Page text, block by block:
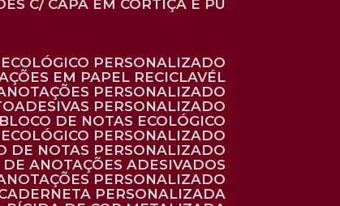
C/ CAPA EM CORTIÇA E PU
ECOLÓGICO PERSONALIZADO
EM PAPEL RECICLAVÉL
ANOTAÇÕES PERSONALIZADO
PERSONALIZADO
BLOCO DE NOTAS ECOLÓGICO
ECOLÓGICO PERSONALIZADO
DE NOTAS PERSONALIZADO
DE ANOTAÇÕES ADESIVADOS
ANOTAÇÕES PERSONALIZADO
CADERNETA PERSONALIZADA